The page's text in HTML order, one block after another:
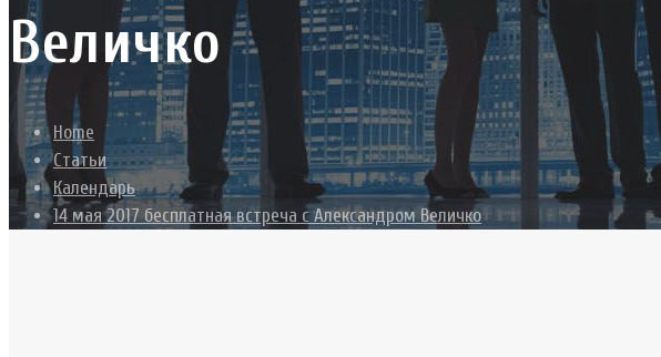
Величко
Home
Статьи
Календарь
14 мая 2017 бесплатная встреча с Александром Величко